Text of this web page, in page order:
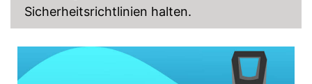
Sicherheitsrichtlinien halten.